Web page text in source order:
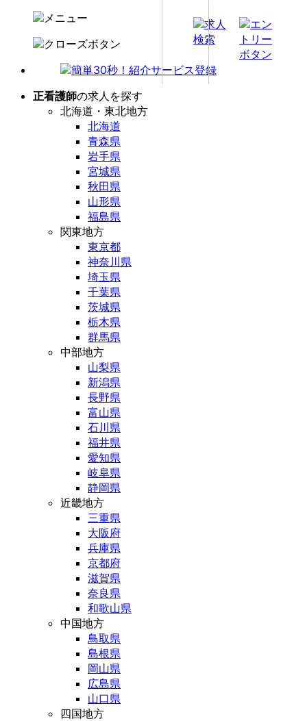
正看護師の求人を探す
北海道・東北地方
北海道
青森県
岩手県
宮城県
秋田県
山形県
福島県
関東地方
東京都
神奈川県
埼玉県
千葉県
茨城県
栃木県
群馬県
中部地方
山梨県
新潟県
長野県
富山県
石川県
福井県
愛知県
岐阜県
静岡県
近畿地方
三重県
大阪府
兵庫県
京都府
滋賀県
奈良県
和歌山県
中国地方
鳥取県
島根県
岡山県
広島県
山口県
四国地方